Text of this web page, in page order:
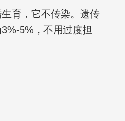
育，它不传染。遗传
5%，不用过度担